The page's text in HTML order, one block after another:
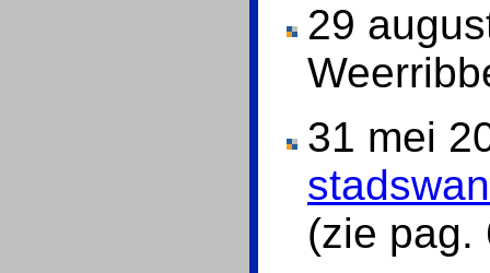
29
31 mei
(zie pag.